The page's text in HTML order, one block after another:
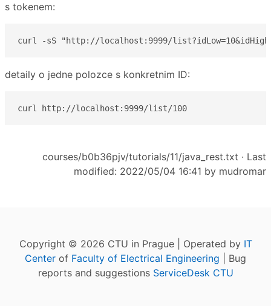
s tokenem:
curl -sS "http://localhost:9999/
detaily o jedne polozce s konkretnim ID:
curl http://localhost:9999/list/100
courses/b0b36pjv/tutorials/11/java_rest.txt · Last
modified: 2022/05/04 16:41 by mudromar
Copyright © 2026 CTU in Prague | Operated by IT
Center of Faculty of Electrical Engineering | Bug
reports and suggestions ServiceDesk CTU